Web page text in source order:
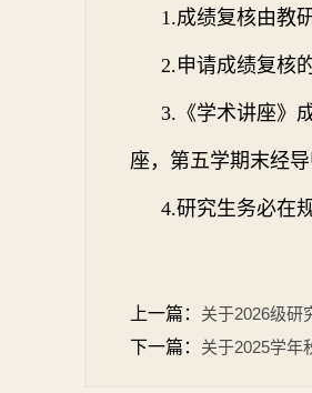
1.成绩复核由教
2.申请成绩复核
3.《学术讲座》
座， 第五学期末经
4.研究生务必在
上一篇： 关于2026级研
下一篇： 关于2025学年